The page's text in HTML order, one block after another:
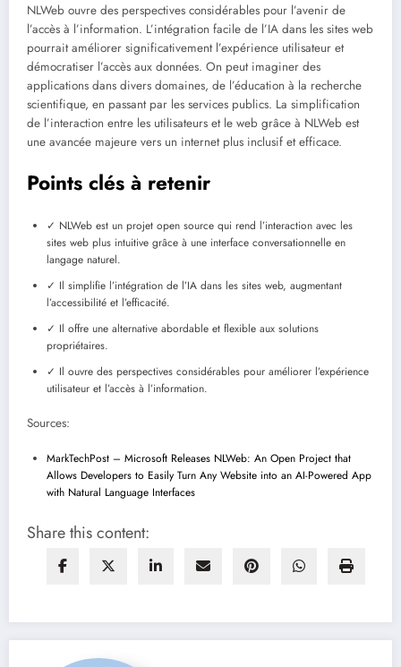
NLWeb ouvre des perspectives considérables pour l’avenir de
l’accès à l’information. L’intégration facile de l’IA dans les sites web
pourrait améliorer significativement l’expérience utilisateur et
démocratiser l’accès aux données. On peut imaginer des
applications dans divers domaines, de l’éducation à la recherche
scientifique, en passant par les services publics. La simplification
de l’interaction entre les utilisateurs et le web grâce à NLWeb est
une avancée majeure vers un internet plus inclusif et efficace.
Points clés à retenir
✓ NLWeb est un projet open source qui rend l’interaction avec les
sites web plus intuitive grâce à une interface conversationnelle en
langage naturel.
✓ Il simplifie l’intégration de l’IA dans les sites web, augmentant
l’accessibilité et l’efficacité.
✓ Il offre une alternative abordable et flexible aux solutions
propriétaires.
✓ Il ouvre des perspectives considérables pour améliorer l’expérience
utilisateur et l’accès à l’information.
Sources:
MarkTechPost – Microsoft Releases NLWeb: An Open Project that
Allows Developers to Easily Turn Any Website into an AI-Powered App
with Natural Language Interfaces
Share this content: